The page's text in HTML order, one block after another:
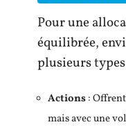
Pour une
équilibrée,
plusieurs
Actions:
mais avec une